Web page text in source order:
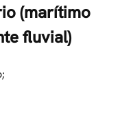
(marítimo
fluvial)